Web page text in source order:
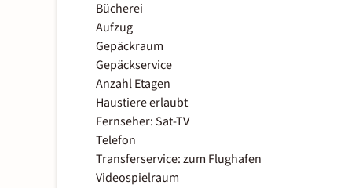
Bücherei
Aufzug
Gepäckraum
Gepäckservice
Anzahl Etagen
Haustiere erlaubt
Fernseher: Sat-TV
Telefon
Transferservice: zum Flughafen
Videospielraum